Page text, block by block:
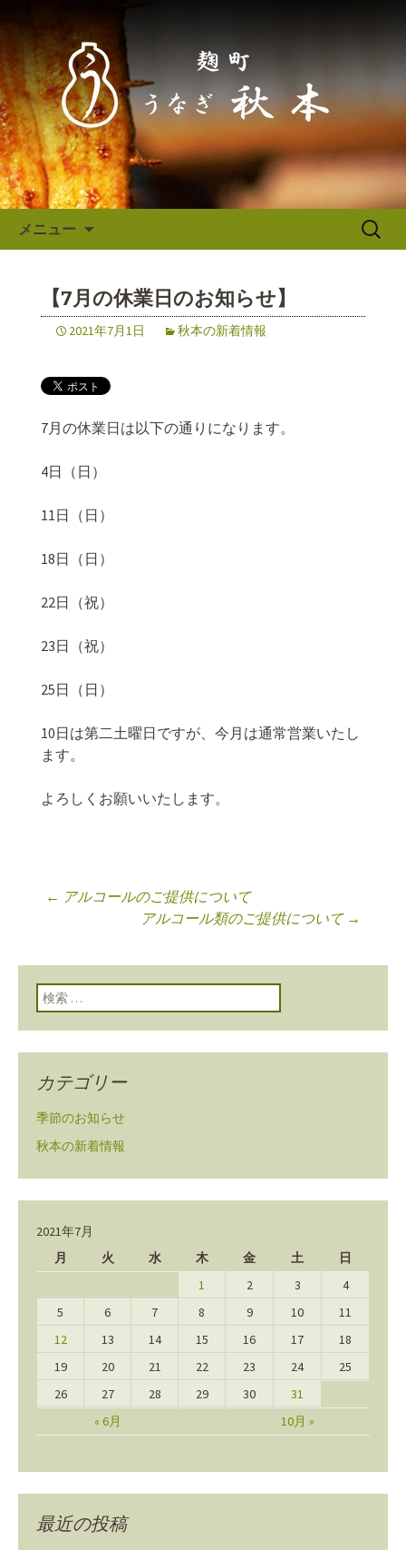
東京（麹町／半蔵門） うなぎ
秋本からのお知らせ
東京（麹町／半蔵門） うなぎ秋本か
らのお知らせ
メニュー
検
【7月の休業日のお知らせ】
2021年7月1日 秋本の新着情報
7月の休業日は以下の通りになります。
4日（日）
11日（日）
18日（日）
22日（祝）
23日（祝）
25日（日）
10日は第二土曜日ですが、今月は通常営業いたし
ます。
よろしくお願いいたします。
投稿ナビゲーショ
ン
← アルコールのご提供について
アルコール類のご提供について →
検索:
カテゴリー
季節のお知らせ
秋本の新着情報
2021年7月
月
火 水 木 金 土 日
« 6月 10月 »
1 2 3
4
5
6 7 8 9 10
11
12
13 14 15 16 17
18
19
20 21 22 23 24
25
26
27 28 29 30 31
最近の投稿